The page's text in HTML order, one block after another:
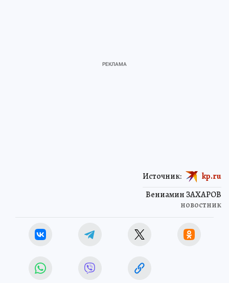
Вениамин ЗАХАРОВ
новостник
Источник: kp.ru